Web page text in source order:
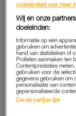
Ik denk aan de
rondliep op het
en mijn platte buik.
cookiebeleid voor meer
Wij en onze
doeleinden:
Informatie op een
gebruiken om
hand van statistieken of
Profielen aanmaken ten
Contentprestaties
gebruiken voor de
gegevens gebruiken om
personalisatie van
gepersonaliseerde
Derde partijen lijst